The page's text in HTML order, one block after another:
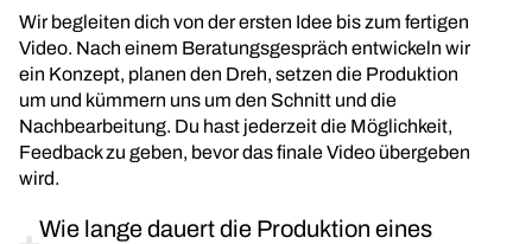
Wir begleiten dich von der ersten Idee bis zum fertigen
Video. Nach einem Beratungsgespräch entwickeln wir
ein Konzept, planen den Dreh, setzen die Produktion
um und kümmern uns um den Schnitt und die
Nachbearbeitung. Du hast jederzeit die Möglichkeit,
Feedback zu geben, bevor das finale Video übergeben
wird.
Wie lange dauert die Produktion eines